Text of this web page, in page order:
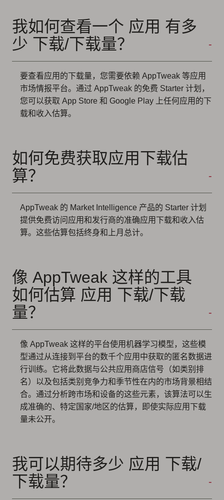
我如何查看一个 应用 有多
少 下载/下载量？
要查看应用的下载量，您需要依赖 AppTweak 等应用
市场情报平台。通过 AppTweak 的免费 Starter 计划，
您可以获取 App Store 和 Google Play 上任何应用的下
载和收入估算。
如何免费获取应用下载估
算？
AppTweak 的 Market Intelligence 产品的 Starter 计划
提供免费访问应用和发行商的准确应用下载和收入估
算。这些估算包括终身和上月总计。
像 AppTweak 这样的工具
如何估算 应用 下载/下载
量？
像 AppTweak 这样的平台使用机器学习模型，这些模
型通过从连接到平台的数千个应用中获取的匿名数据进
行训练。它将此数据与公共应用商店信号（如类别排
名）以及包括类别竞争力和季节性在内的市场背景相结
合。通过分析跨市场和设备的这些元素，该算法可以生
成准确的、特定国家/地区的估算，即使实际应用下载
量未公开。
我可以期待多少 应用 下载/
下载量？